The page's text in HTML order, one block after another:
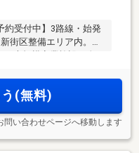
約受付中】3路線・始発
街区整備エリア内。イ
(無料)
問い合わせページへ移動します